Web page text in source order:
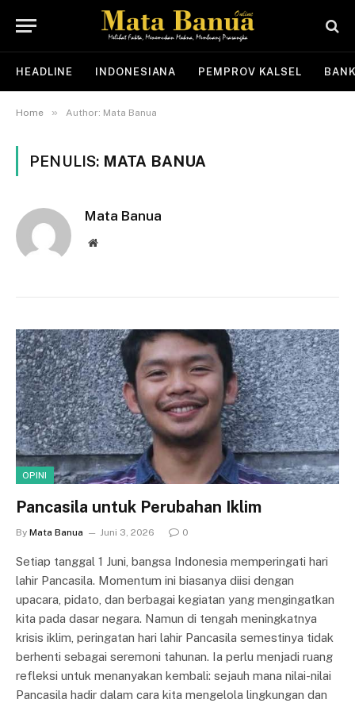
HEADLINE INDONESIANA PEMPROV KALSEL
Home » Author: Mata Banua
PENULIS: MATA BANUA
Mata Banua
Website
OPINI
Pancasila untuk Perubahan Iklim
By Mata Banua Juni 3, 2026 0
Setiap tanggal 1 Juni, bangsa Indonesia memperingati hari
lahir Pancasila. Momentum ini biasanya diisi dengan
upacara, pidato, dan berbagai kegiatan yang mengingatkan
kita pada dasar negara. Namun di tengah meningkatnya
krisis iklim, peringatan hari lahir Pancasila semestinya tidak
berhenti sebagai seremoni tahunan. Ia perlu menjadi ruang
refleksi untuk menanyakan kembali: sejauh mana nilai-nilai
Pancasila hadir dalam cara kita mengelola lingkungan dan